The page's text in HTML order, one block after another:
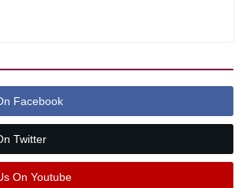
Facebook
Twitter
On Youtube